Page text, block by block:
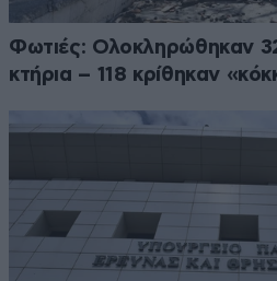
Φωτιές: Ολοκληρώθηκαν
κτήρια – 118 κρίθηκαν